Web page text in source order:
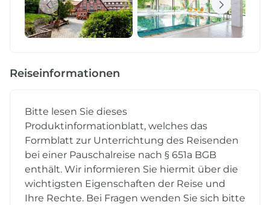
Reiseinformationen
Bitte lesen Sie dieses
Produktinformationblatt, welches das
Formblatt zur Unterrichtung des Reisenden
bei einer Pauschalreise nach § 651a BGB
enthält. Wir informieren Sie hiermit über die
wichtigsten Eigenschaften der Reise und
Ihre Rechte. Bei Fragen wenden Sie sich bitte